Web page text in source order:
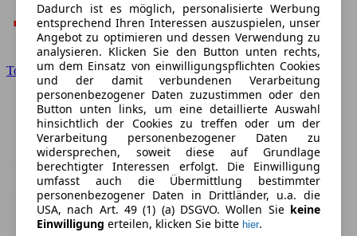
Toyota
Dadurch ist es möglich, personalisierte Werbung
entsprechend Ihren Interessen auszuspielen, unser
Angebot zu optimieren und dessen Verwendung zu
analysieren. Klicken Sie den Button unten rechts,
um dem Einsatz von einwilligungspflichten Cookies
und der damit verbundenen Verarbeitung
personenbezogener Daten zuzustimmen oder den
Button unten links, um eine detaillierte Auswahl
hinsichtlich der Cookies zu treffen oder um der
Verarbeitung personenbezogener Daten zu
widersprechen, soweit diese auf Grundlage
berechtigter Interessen erfolgt. Die Einwilligung
umfasst auch die Übermittlung bestimmter
personenbezogener Daten in Drittländer, u.a. die
USA, nach Art. 49 (1) (a) DSGVO. Wollen Sie keine
Einwilligung erteilen, klicken Sie bitte hier.